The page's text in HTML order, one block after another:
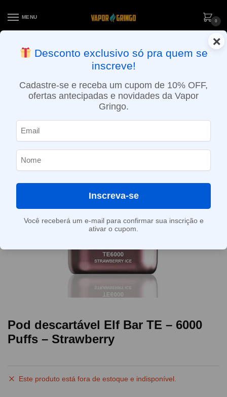
MENU
0
ENTREGA NO MESMO DIA EM SÃO PAULO (SEG A SEX): PEDIDOS
APROVADOS ATÉ 15:30 VIA MOTOBOY
Pod descartável Elf Bar TE – 6000
Puffs – Strawberry
Este produto está fora de estoque e indisponível.
×
Desconto exclusivo só pra quem se
inscreve!
Cadastre-se e receba um cupom de 10% OFF,
ofertas antecipadas e novidades da Vapor
Gringo.
Inscreva-se
Você receberá um e-mail para confirmar sua inscrição e
ativar o cupom.